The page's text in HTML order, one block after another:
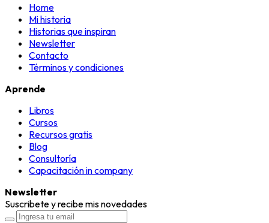
Home
Mi historia
Historias que inspiran
Newsletter
Contacto
Términos y condiciones
Aprende
Libros
Cursos
Recursos gratis
Blog
Consultoría
Capacitación in company
Newsletter
Suscribete y recibe mis novedades